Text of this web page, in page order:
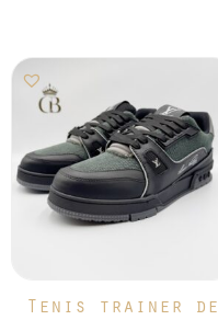
Tenis trainer de
producto
tiene
múltiples
variantes.
Las
opciones
elegir